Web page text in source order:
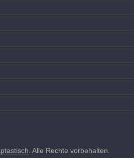
. Alle Rechte vorbehalten.